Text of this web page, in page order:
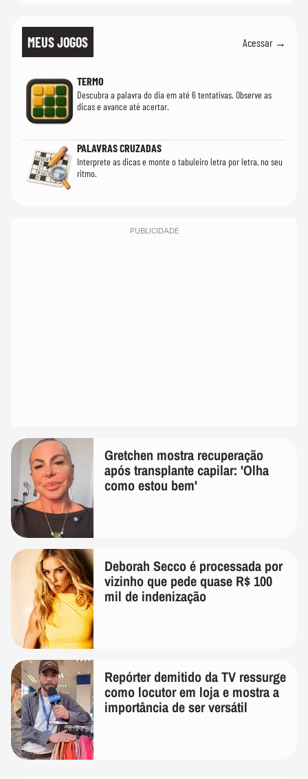
MEUS JOGOS Acessar →
TERMO
Descubra a palavra do dia em até 6 tentativas. Observe as
dicas e avance até acertar.
PALAVRAS CRUZADAS
Interprete as dicas e monte o tabuleiro letra por letra, no seu
ritmo.
PUBLICIDADE
Gretchen mostra recuperação
após transplante capilar: 'Olha
como estou bem'
Deborah Secco é processada por
vizinho que pede quase R$ 100
mil de indenização
Repórter demitido da TV ressurge
como locutor em loja e mostra a
importância de ser versátil